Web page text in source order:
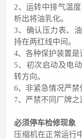
2、运转中排气温
析出将油乳化。
3、确认压力表、
持在两红线中间。
4、各种保护装置是
5、初次启动及电
转方向。
6、非紧急情况严禁
7、严禁不同厂牌之
必须停车检修现象
压缩机在正常运行